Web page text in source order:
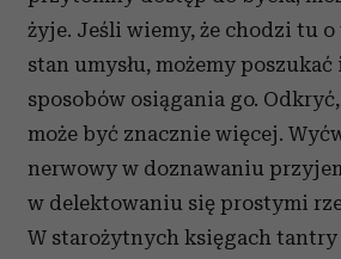
żyje. Jeśli wiemy, że chodzi tu
stan umysłu, możemy
sposobów osiągania go.
może być znacznie więcej.
nerwowy w doznawaniu
w delektowaniu się prostymi
W starożytnych księgach tantry